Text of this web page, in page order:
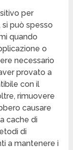
per
si può spesso
quando
o
necessario
provato a
con il
rimuovere
causare
cache di
di
a mantenere i